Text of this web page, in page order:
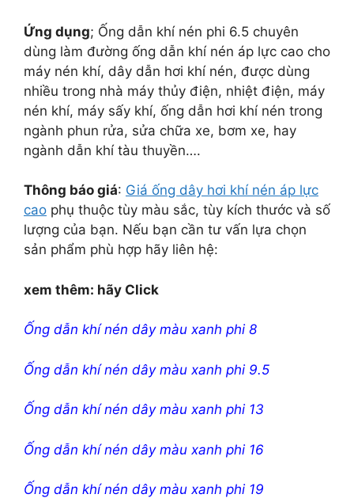
Ứng dụng; Ống dẫn khí nén phi 6.5 chuyên
dùng làm đường ống dẫn khí nén áp lực cao cho
máy nén khí, dây dẫn hơi khí nén, được dùng
nhiều trong nhà máy thủy điện, nhiệt điện, máy
nén khí, máy sấy khí, ống dẫn hơi khí nén trong
ngành phun rửa, sửa chữa xe, bơm xe, hay
ngành dẫn khí tàu thuyền….
Thông báo giá: Giá ống dây hơi khí nén áp lực
cao phụ thuộc tùy màu sắc, tùy kích thước và số
lượng của bạn. Nếu bạn cần tư vấn lựa chọn
sản phẩm phù hợp hãy liên hệ:
xem thêm: hãy Click
Ống dẫn khí nén dây màu xanh phi 8
Ống dẫn khí nén dây màu xanh phi 9.5
Ống dẫn khí nén dây màu xanh phi 13
Ống dẫn khí nén dây màu xanh phi 16
Ống dẫn khí nén dây màu xanh phi 19